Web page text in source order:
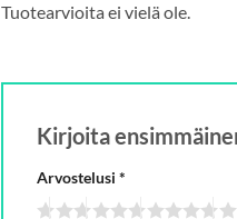
Tuotearvioita ei vielä ole.
Kirjoita
Arvostelusi *